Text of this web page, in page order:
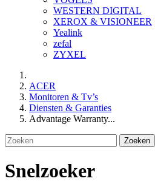
WESTERN DIGITAL
XEROX & VISIONEER
Yealink
zefal
ZYXEL
ACER
Monitoren & Tv’s
Diensten & Garanties
Advantage Warranty...
Zoeken
Snelzoeker